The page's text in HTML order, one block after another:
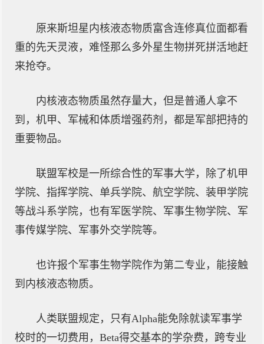
原来斯坦星内核液态物质富含连修真位面都看
重的先天灵液，难怪那么多外星生物拼死拼活地赶
来抢夺。
内核液态物质虽然存量大，但是普通人拿不
到，机甲、军械和体质增强药剂，都是军部把持的
重要物品。
联盟军校是一所综合性的军事大学，除了机甲
学院、指挥学院、单兵学院、航空学院、装甲学院
等战斗系学院，也有军医学院、军事生物学院、军
事传媒学院、军事外交学院等。
也许报个军事生物学院作为第二专业，能接触
到内核液态物质。
人类联盟规定，只有Alpha能免除就读军事学
校时的一切费用，Beta得交基本的学杂费，跨专业